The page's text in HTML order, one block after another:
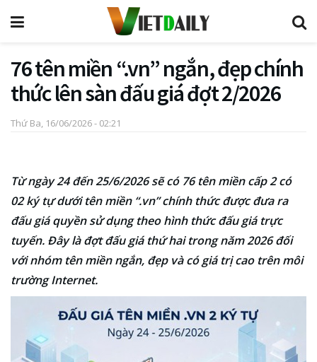
76 tên miền “.vn” ngắn, đẹp chính
thức lên sàn đấu giá đợt 2/2026
Thứ Ba, 16/06/2026 - 02:21
Từ ngày 24 đến 25/6/2026 sẽ có 76 tên miền cấp 2 có
02 ký tự dưới tên miền “.vn” chính thức được đưa ra
đấu giá quyền sử dụng theo hình thức đấu giá trực
tuyến. Đây là đợt đấu giá thứ hai trong năm 2026 đối
với nhóm tên miền ngắn, đẹp và có giá trị cao trên môi
trường Internet.